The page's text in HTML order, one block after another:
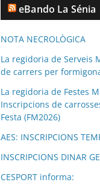
eBando La Sénia
NOTA NECROLÒGICA
La regidoria de Serveis
de carrers per
La regidoria de Festes
Inscripcions de
Festa (FM2026)
AES: INSCRIPCIONS
INSCRIPCIONS DINAR
CESPORT informa: